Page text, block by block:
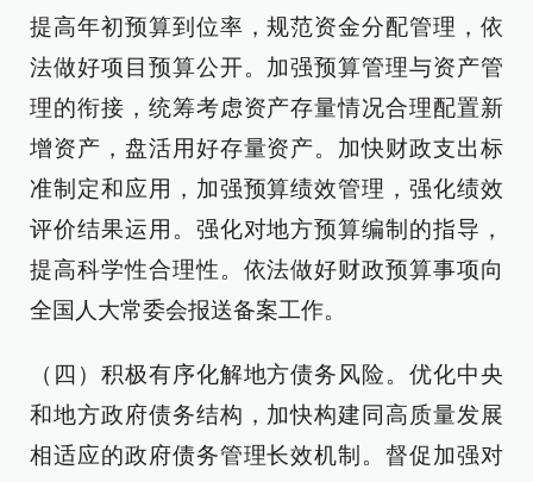
提高年初预算到位率，规范资金分配管理，依
法做好项目预算公开。加强预算管理与资产管
理的衔接，统筹考虑资产存量情况合理配置新
增资产，盘活用好存量资产。加快财政支出标
准制定和应用，加强预算绩效管理，强化绩效
评价结果运用。强化对地方预算编制的指导，
提高科学性合理性。依法做好财政预算事项向
全国人大常委会报送备案工作。
（四）积极有序化解地方债务风险。优化中央
和地方政府债务结构，加快构建同高质量发展
相适应的政府债务管理长效机制。督促加强对